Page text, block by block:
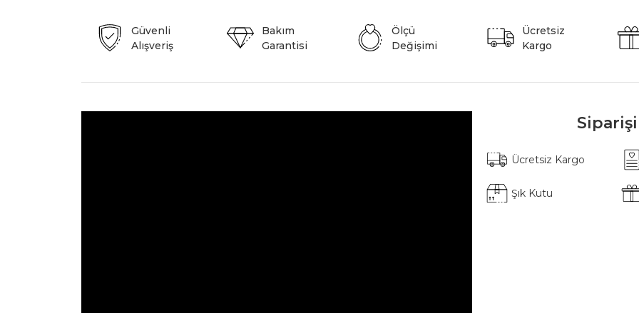
Güvenli
Alışveriş
Bakım
Garantisi
Ölçü
Değişimi
Ücretsiz
Kargo
Ücretsiz Kargo
Şık Kutu